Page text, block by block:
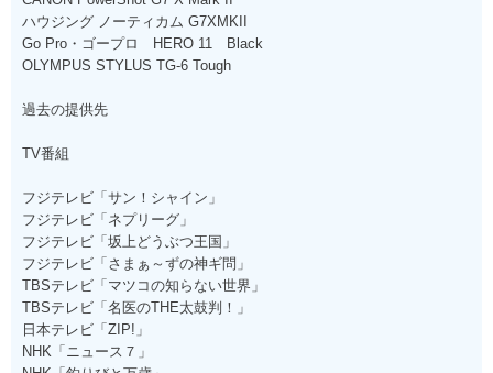
ハウジング ノーティカム G7XMKII
Go Pro・ゴープロ HERO 11 Black
OLYMPUS STYLUS TG-6 Tough
過去の提供先
TV番組
フジテレビ「サン！シャイン」
フジテレビ「ネプリーグ」
フジテレビ「坂上どうぶつ王国」
フジテレビ「さまぁ～ずの神ギ問」
TBSテレビ「マツコの知らない世界」
TBSテレビ「名医のTHE太鼓判！」
日本テレビ「ZIP!」
NHK「ニュース７」